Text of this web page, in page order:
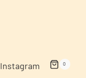
Instagram 0